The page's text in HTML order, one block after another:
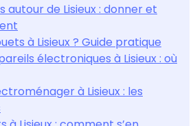
autour de Lisieux : donner et
à Lisieux ? Guide pratique
électroniques à Lisieux : où
à Lisieux : les